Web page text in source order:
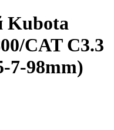
Kubota
CAT C3.3
7-98mm)